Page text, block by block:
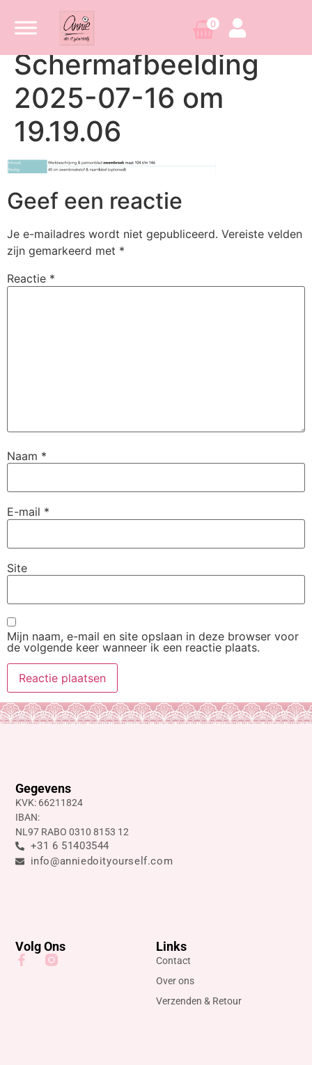
0
Scherm­afbeelding
2025-07-16 om
19.19.06
Geef een reactie
Je e-mailadres wordt niet gepubliceerd. Vereiste velden
zijn gemarkeerd met *
Reactie *
Naam *
E-mail *
Site
Mijn naam, e-mail en site opslaan in deze browser voor
de volgende keer wanneer ik een reactie plaats.
Links
Contact
Over ons
Verzenden & Retour
Gegevens
KVK: 66211824
IBAN:
NL97 RABO 0310 8153 12
+31 6 51403544
info@anniedoityourself.com
Volg Ons